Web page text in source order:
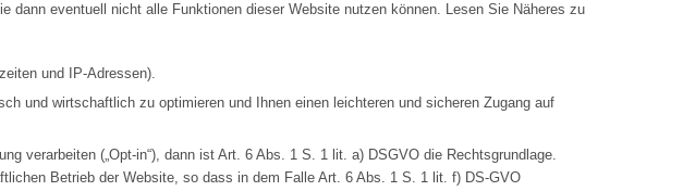
eventuell nicht alle Funktionen dieser Website nutzen können. Lesen Sie Näheres zu
und IP-Adressen).
und wirtschaftlich zu optimieren und Ihnen einen leichteren und sicheren Zugang auf
verarbeiten („Opt-in“), dann ist Art. 6 Abs. 1 S. 1 lit. a) DSGVO die Rechtsgrundlage.
Betrieb der Website, so dass in dem Falle Art. 6 Abs. 1 S. 1 lit. f) DS-GVO